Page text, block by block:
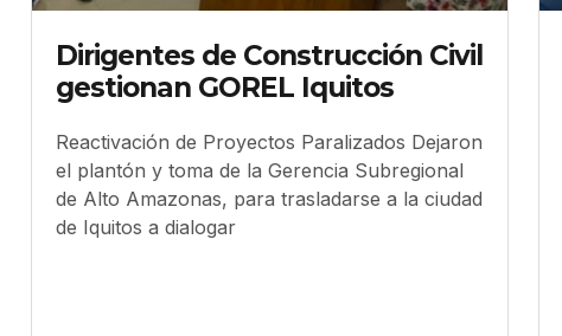
Dirigentes de Construcción Civil
gestionan GOREL Iquitos
Reactivación de Proyectos Paralizados Dejaron
el plantón y toma de la Gerencia Subregional
de Alto Amazonas, para trasladarse a la ciudad
de Iquitos a dialogar